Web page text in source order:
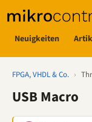
Neuigkeiten
FPGA, VHDL & Co. ›
USB Macro